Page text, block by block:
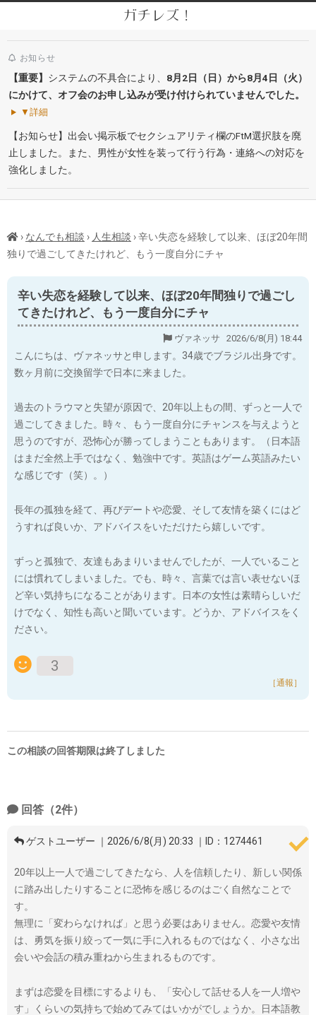
ガチレズ！
Navigation
Menu
お知らせ
【重要】 システムの不具合により、 8月2日（日）から8月4日（火）
にかけて、オフ会のお申し込みが受け付けられていませんでした。
▼詳細
【お知らせ】出会い掲示板でセクシュアリティ欄のFtM選択肢を廃
止しました。また、男性が女性を装って行う行為・連絡への対応を
強化しました。
› なんでも相談 › 人生相談 ›辛い失恋を経験して以来、ほぼ20年間
独りで過ごしてきたけれど、もう一度自分にチャ
辛い失恋を経験して以来、ほぼ20年間独りで過ごし
てきたけれど、もう一度自分にチャ
ヴァネッサ 2026/6/8(月) 18:44
こんにちは、ヴァネッサと申します。34歳でブラジル出身です。
数ヶ月前に交換留学で日本に来ました。
過去のトラウマと失望が原因で、20年以上もの間、ずっと一人で
過ごしてきました。時々、もう一度自分にチャンスを与えようと
思うのですが、恐怖心が勝ってしまうこともあります。（日本語
はまだ全然上手ではなく、勉強中です。英語はゲーム英語みたい
な感じです（笑）。）
長年の孤独を経て、再びデートや恋愛、そして友情を築くにはど
うすれば良いか、アドバイスをいただけたら嬉しいです。
ずっと孤独で、友達もあまりいませんでしたが、一人でいること
には慣れてしまいました。でも、時々、言葉では言い表せないほ
ど辛い気持ちになることがあります。日本の女性は素晴らしいだ
けでなく、知性も高いと聞いています。どうか、アドバイスをく
ださい。
3
［通報］
この相談の回答期限は終了しました
回答（2件）
ゲストユーザー ｜2026/6/8(月) 20:33 ｜ID：1274461
20年以上一人で過ごしてきたなら、人を信頼したり、新しい関係
に踏み出したりすることに恐怖を感じるのはごく自然なことで
す。
無理に「変わらなければ」と思う必要はありません。恋愛や友情
は、勇気を振り絞って一気に手に入れるものではなく、小さな出
会いや会話の積み重ねから生まれるものです。
まずは恋愛を目標にするよりも、「安心して話せる人を一人増や
す」くらいの気持ちで始めてみてはいかがでしょうか。日本語教